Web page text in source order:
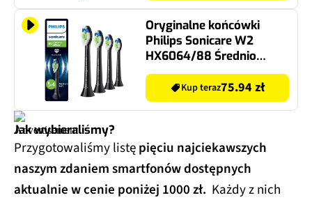
Oryginalne końcówki
Philips Sonicare W2
HX6064/88 Średnio
miękkie włókna (4 szt.
zapas na rok)
(Wybielające)
Kup teraz75.94 zł
Jak wybieraliśmy?
Przygotowaliśmy listępięciu najciekawszych
naszym zdaniem smartfonów dostępnych
aktualnie w cenie poniżej 1000 zł. Każdy z nich